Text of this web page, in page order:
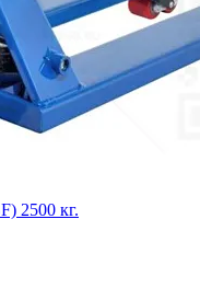
2500 кг.